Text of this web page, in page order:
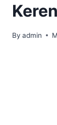
Keren
By admin